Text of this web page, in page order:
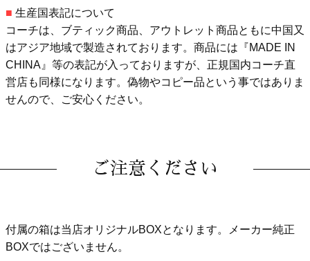
■ 生産国表記について
コーチは、ブティック商品、アウトレット商品ともに中国又
はアジア地域で製造されております。商品には『MADE IN
CHINA』等の表記が入っておりますが、正規国内コーチ直
営店も同様になります。偽物やコピー品という事ではありま
せんので、ご安心ください。
ご注意ください
付属の箱は当店オリジナルBOXとなります。メーカー純正
BOXではございません。